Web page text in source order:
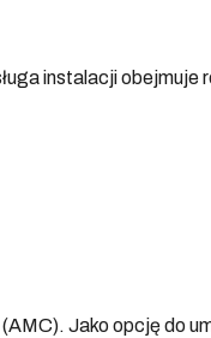
instalacji obejmuje
Jako opcję do